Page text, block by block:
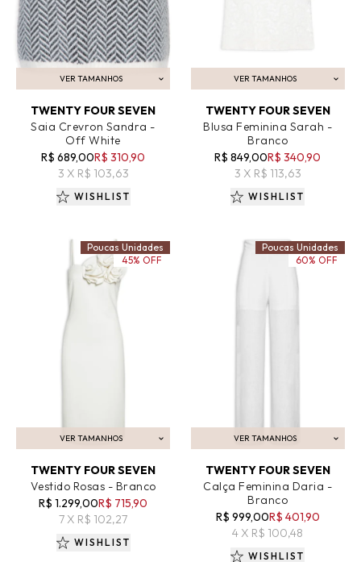
VER TAMANHOS
ADICIONAR AO CARRINHO
TWENTY FOUR SEVEN
Saia Crevron Sandra -
Off White
R$ 689,00R$ 310,90
3 X R$ 103,63
WISHLIST
VER TAMANHOS
ADICIONAR AO CARRINHO
TWENTY FOUR SEVEN
Blusa Feminina Sarah -
Branco
R$ 849,00R$ 340,90
3 X R$ 113,63
WISHLIST
VER TAMANHOS
ADICIONAR AO CARRINHO
TWENTY FOUR SEVEN
Vestido Rosas - Branco
R$ 1.299,00R$ 715,90
7 X R$ 102,27
Poucas Unidades
45% OFF
WISHLIST
VER TAMANHOS
ADICIONAR AO CARRINHO
TWENTY FOUR SEVEN
Calça Feminina Daria -
Branco
R$ 999,00R$ 401,90
4 X R$ 100,48
Poucas Unidades
60% OFF
WISHLIST